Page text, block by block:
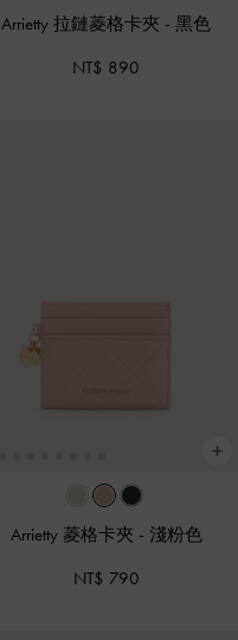
Arrietty 拉鏈菱格卡夾 -黑色
NT$ 890
Arrietty 菱格卡夾 - 淺粉色
NT$ 790